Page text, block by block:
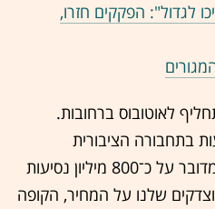
לגדול": הפקקים חזרו,
לאוטובוס ברחובות.
הנסיעות בתחבורה הציבורית
מתבצעות כיום באוטובוסים; מדובר על כ־800 מיליון נסיעות
שלנו על המחיר, הקופה